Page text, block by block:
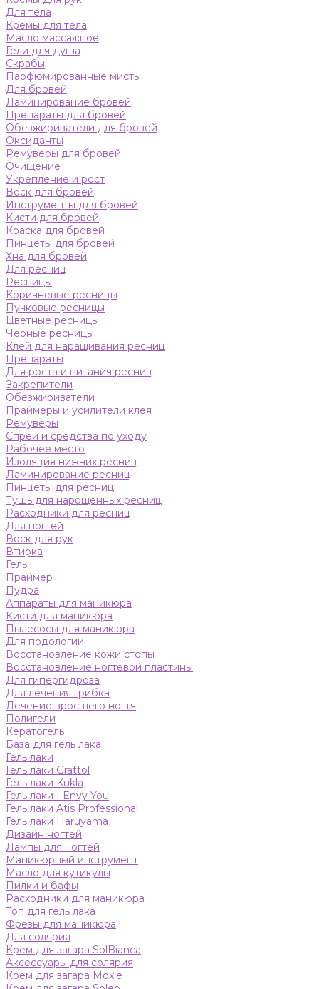
Для тела
Кремы для тела
Масло массажное
Гели для душа
Скрабы
Парфюмированные мисты
Для бровей
Ламинирование бровей
Препараты для бровей
Обезжириватели для бровей
Оксиданты
Ремуверы для бровей
Очищение
Укрепление и рост
Воск для бровей
Инструменты для бровей
Кисти для бровей
Краска для бровей
Пинцеты для бровей
Хна для бровей
Для ресниц
Ресницы
Коричневые ресницы
Пучковые ресницы
Цветные ресницы
Черные ресницы
Клей для наращивания ресниц
Препараты
Для роста и питания ресниц
Закрепители
Обезжириватели
Праймеры и усилители клея
Ремуверы
Спреи и средства по уходу
Рабочее место
Изоляция нижних ресниц
Ламинирование ресниц
Пинцеты для ресниц
Тушь для нарощенных ресниц
Расходники для ресниц
Для ногтей
Воск для рук
Втирка
Гель
Праймер
Пудра
Аппараты для маникюра
Кисти для маникюра
Пылесосы для маникюра
Для подологии
Восстановление кожи стопы
Восстановление ногтевой пластины
Для гипергидроза
Для лечения грибка
Лечение вросшего ногтя
Полигели
Кератогель
База для гель лака
Гель лаки
Гель лаки Grattol
Гель лаки Kukla
Гель лаки I Envy You
Гель лаки Atis Professional
Гель лаки Haruyama
Дизайн ногтей
Лампы для ногтей
Маникюрный инструмент
Масло для кутикулы
Пилки и бафы
Расходники для маникюра
Топ для гель лака
Фрезы для маникюра
Для солярия
Крем для загара SolBianca
Аксессуары для солярия
Крем для загара Moxie